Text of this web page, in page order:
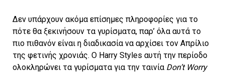
Δεν υπάρχουν ακόμα επίσημες πληροφορίες για το
πότε θα ξεκινήσουν τα γυρίσματα, παρ’ όλα αυτά το
πιο πιθανόν είναι η διαδικασία να αρχίσει τον Απρίλιο
της φετινής χρονιάς. Ο Harry Styles αυτή την περίοδο
ολοκληρώνει τα γυρίσματα για την ταινία Don’t Worry